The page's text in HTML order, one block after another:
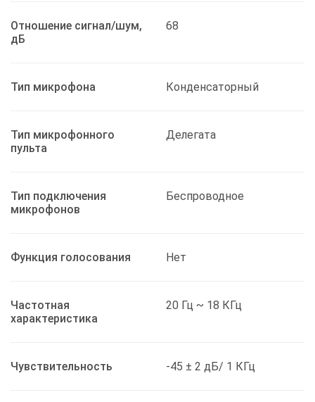
Отношение сигнал/шум,
дБ
68
Тип микрофона Конденсаторный
Тип микрофонного
пульта
Делегата
Тип подключения
микрофонов
Беспроводное
Функция голосования Нет
Частотная
характеристика
20 Гц ~ 18 КГц
Чувствительность -45 ± 2 дБ/ 1 КГц